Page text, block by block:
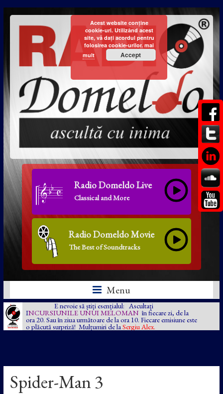
Radio Domeldo Live
Classical and More
Radio Domeldo Movie
The Best of Soundtracks
Menu
E nevoie să știți esențialul: Ascultați
INCURSIUNILE UNUI MELOMAN în fiecare zi, de la
ora 20. Sau în ziua următoare de la ora 10. Fiecare emisiune este
o plăcută surpriză! Mulțumiri de la Sergiu Alex.
Spider-Man 3
Acest website conține
cookie-uri. Utilizând acest
site, vă dați acordul pentru
folosirea cookie-urilor. mai
mult
Accept